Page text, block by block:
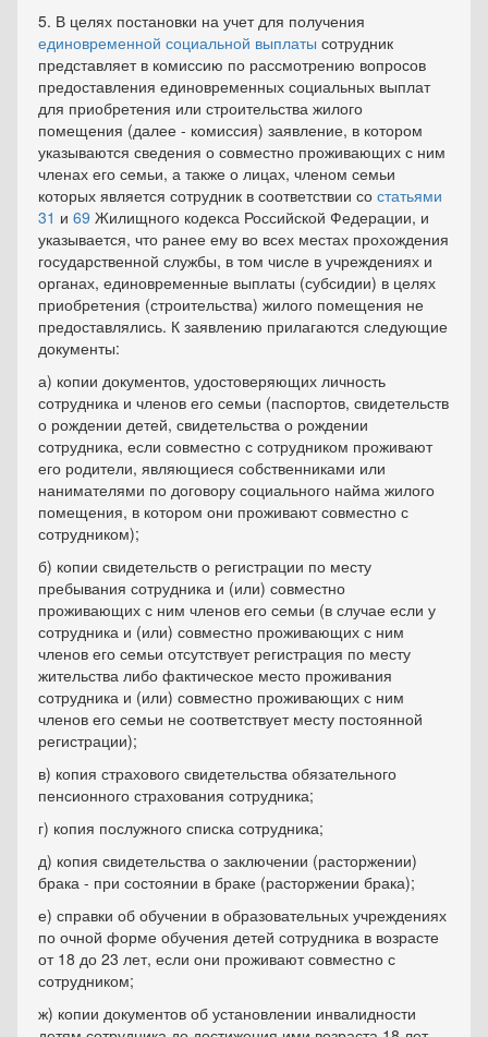
5. В целях постановки на учет для получения
единовременной социальной выплаты сотрудник
представляет в комиссию по рассмотрению вопросов
предоставления единовременных социальных выплат
для приобретения или строительства жилого
помещения (далее - комиссия) заявление, в котором
указываются сведения о совместно проживающих с ним
членах его семьи, а также о лицах, членом семьи
которых является сотрудник в соответствии со статьями
31 и 69 Жилищного кодекса Российской Федерации, и
указывается, что ранее ему во всех местах прохождения
государственной службы, в том числе в учреждениях и
органах, единовременные выплаты (субсидии) в целях
приобретения (строительства) жилого помещения не
предоставлялись. К заявлению прилагаются следующие
документы:
а) копии документов, удостоверяющих личность
сотрудника и членов его семьи (паспортов, свидетельств
о рождении детей, свидетельства о рождении
сотрудника, если совместно с сотрудником проживают
его родители, являющиеся собственниками или
нанимателями по договору социального найма жилого
помещения, в котором они проживают совместно с
сотрудником);
б) копии свидетельств о регистрации по месту
пребывания сотрудника и (или) совместно
проживающих с ним членов его семьи (в случае если у
сотрудника и (или) совместно проживающих с ним
членов его семьи отсутствует регистрация по месту
жительства либо фактическое место проживания
сотрудника и (или) совместно проживающих с ним
членов его семьи не соответствует месту постоянной
регистрации);
в) копия страхового свидетельства обязательного
пенсионного страхования сотрудника;
г) копия послужного списка сотрудника;
д) копия свидетельства о заключении (расторжении)
брака - при состоянии в браке (расторжении брака);
е) справки об обучении в образовательных учреждениях
по очной форме обучения детей сотрудника в возрасте
от 18 до 23 лет, если они проживают совместно с
сотрудником;
ж) копии документов об установлении инвалидности